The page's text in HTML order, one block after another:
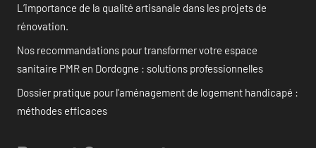
L’importance de la qualité artisanale dans les projets de
rénovation.
Nos recommandations pour transformer votre espace
sanitaire PMR en Dordogne : solutions professionnelles
Dossier pratique pour l’aménagement de logement handicapé :
méthodes efficaces